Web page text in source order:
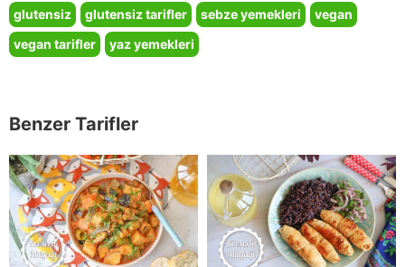
glutensiz glutensiz tarifler sebze yemekleri
vegan
vegan tarifler
yaz yemekleri
Benzer Tarifler